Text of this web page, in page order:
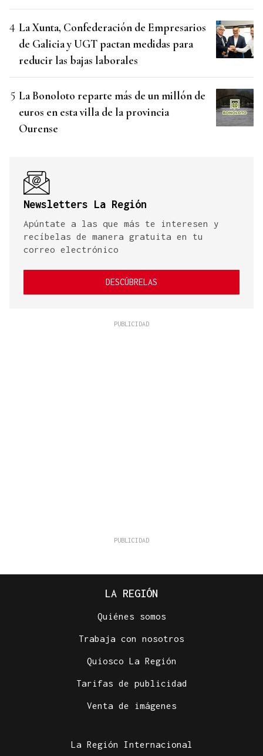
La Xunta, Confederación de Empresarios
de Galicia y UGT pactan medidas para
reducir las bajas laborales
La Bonoloto reparte más de un millón de
euros en esta villa de la provincia
Ourense
Newsletters La Región
Apúntate a las que más te interesen y
recíbelas de manera gratuita en tu
correo electrónico
DESCÚBRELAS
LA REGIÓN
Quiénes somos
Trabaja con nosotros
Quiosco La Región
Tarifas de publicidad
Venta de imágenes
La Región Internacional